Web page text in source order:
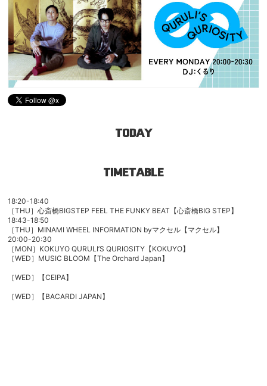
TODAY
TIMETABLE
18:20-18:40
［THU］心斎橋BIGSTEP FEEL THE FUNKY BEAT【心斎橋BIG STEP】
18:43-18:50
［THU］MINAMI WHEEL INFORMATION byマクセル【マクセル】
20:00-20:30
［MON］ KOKUYO QURULI’S QURIOSITY 【KOKUYO】
［WED］MUSIC BLOOM 【The Orchard Japan】
［WED］【CEIPA】
［WED］ 【BACARDI JAPAN】